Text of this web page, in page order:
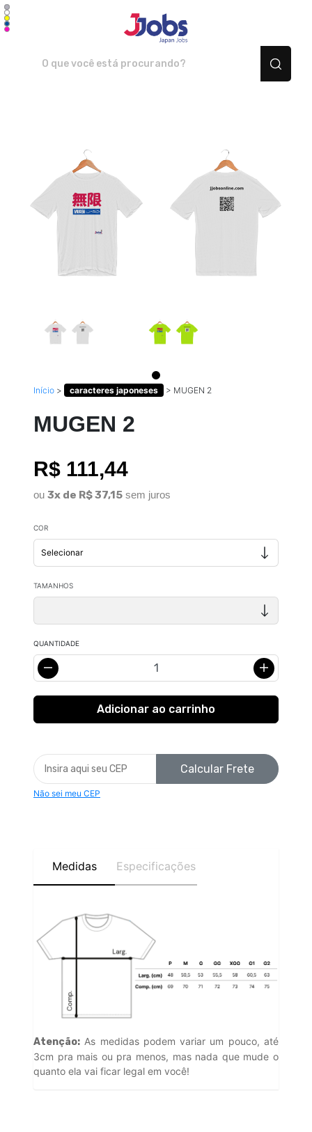
Início > caracteres japoneses > MUGEN 2
MUGEN 2
R$ 111,44
ou 3x de R$ 37,15 sem juros
COR
TAMANHOS
QUANTIDADE
Calcular Frete
Não sei meu CEP
Medidas Especificações
Atenção: As medidas podem variar um pouco, até
3cm pra mais ou pra menos, mas nada que mude o
quanto ela vai ficar legal em você!